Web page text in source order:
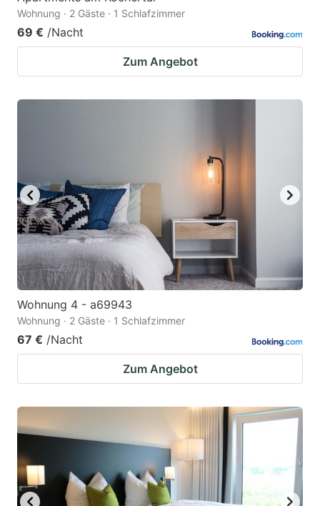
Wohnung · 2 Gäste · 1 Schlafzimmer
69 € /Nacht
Zum Angebot
Wohnung 4 - a69943
Wohnung · 2 Gäste · 1 Schlafzimmer
67 € /Nacht
Zum Angebot